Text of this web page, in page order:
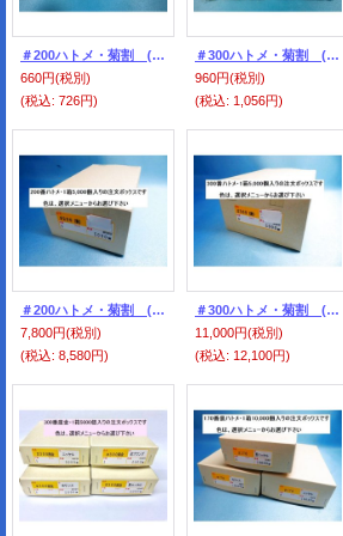
＃200ハトメ・菊割 (200個袋詰め）
660円(税別)
(税込: 726円)
＃300ハトメ・菊割 (200個袋詰め）
960円(税別)
(税込: 1,056円)
＃200ハトメ・菊割 (1箱＝5,000個分）
7,800円(税別)
(税込: 8,580円)
＃300ハトメ・菊割 (1箱＝5,000個分）
11,000円(税別)
(税込: 12,100円)